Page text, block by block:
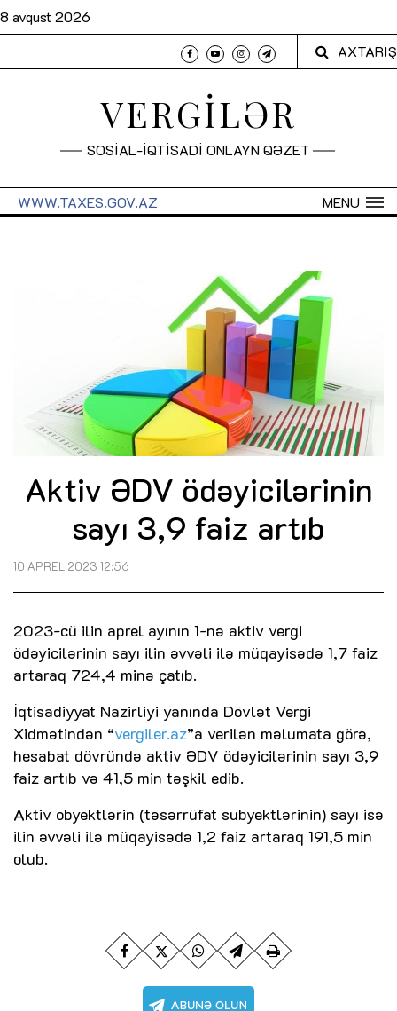
8 avqust 2026
AXTARIŞ
VERGİLƏR
SOSİAL-İQTİSADİ ONLAYN QƏZET
MENU
WWW.TAXES.GOV.AZ
Aktiv ƏDV ödəyicilərinin
sayı 3,9 faiz artıb
10 APREL 2023 12:56
2023-cü ilin aprel ayının 1-nə aktiv vergi
ödəyicilərinin sayı ilin əvvəli ilə müqayisədə 1,7 faiz
artaraq 724,4 minə çatıb.
İqtisadiyyat Nazirliyi yanında Dövlət Vergi
Xidmətindən “vergiler.az”a verilən məlumata görə,
hesabat dövründə aktiv ƏDV ödəyicilərinin sayı 3,9
faiz artıb və 41,5 min təşkil edib.
Aktiv obyektlərin (təsərrüfat subyektlərinin) sayı isə
ilin əvvəli ilə müqayisədə 1,2 faiz artaraq 191,5 min
olub.